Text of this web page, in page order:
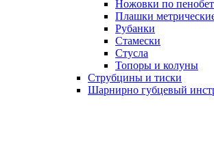
Ножовки по
Плашки
Рубанки
Стамески
Стусла
Топоры и колуны
Струбцины и тиски
Шарнирно губцевый